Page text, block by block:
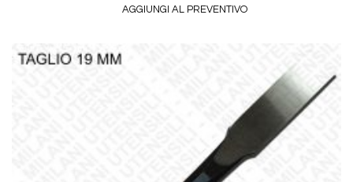
AGGIUNGI AL PREVENTIVO